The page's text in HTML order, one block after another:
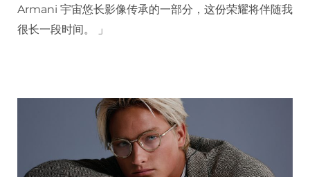
Armani 宇宙悠长影像传承的一部分，这份荣耀将伴随我
很长一段时间。 」